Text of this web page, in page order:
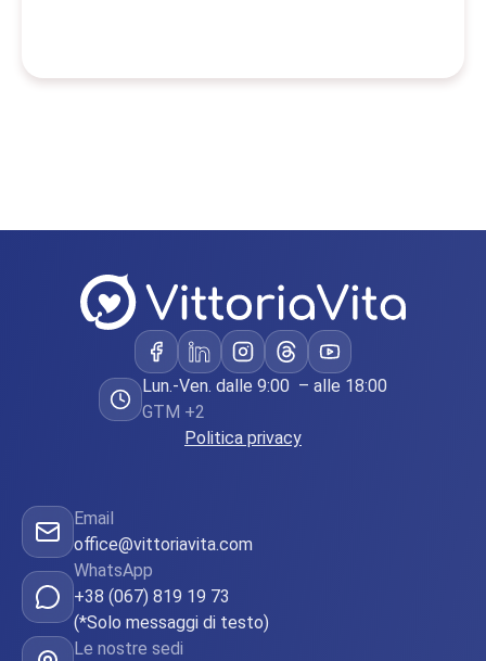
Lun.-Ven. dalle 9:00 – alle 18:00
GTM +2
Politica privacy
Email
office@vittoriavita.com
WhatsApp
+38 (067) 819 19 73
(*Solo messaggi di testo)
Le nostre sedi